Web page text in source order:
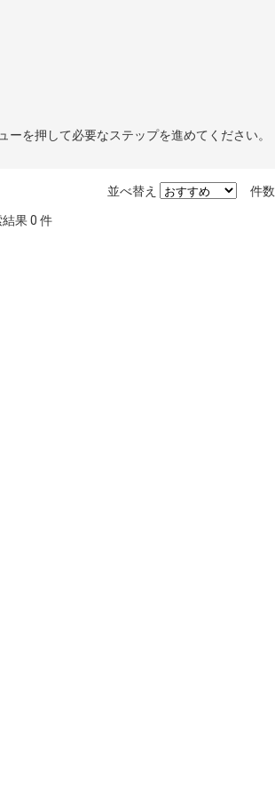
を押して必要なステップを進めてください。
件数
並べ替え
結果0 件